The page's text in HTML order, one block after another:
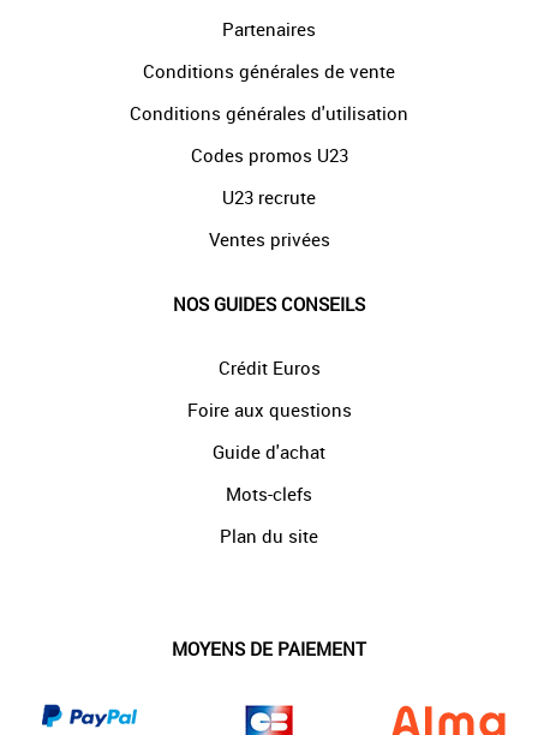
Partenaires
Conditions générales de vente
Conditions générales d'utilisation
Codes promos U23
U23 recrute
Ventes privées
NOS GUIDES CONSEILS
Crédit Euros
Foire aux questions
Guide d'achat
Mots-clefs
Plan du site
MOYENS DE PAIEMENT